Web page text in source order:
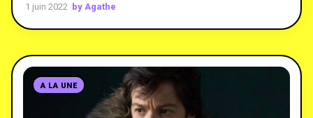
1 juin 2022 by Agathe
A LA UNE